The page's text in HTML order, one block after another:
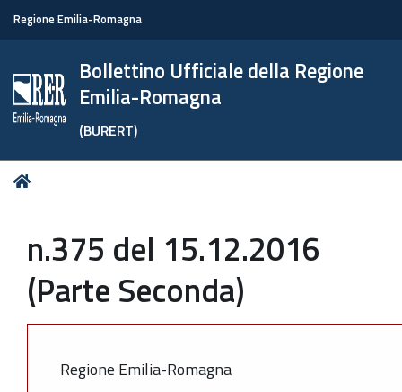
Regione Emilia-Romagna
Bollettino Ufficiale della Regione
Emilia-Romagna
(BURERT)
Tu
n.375 del 15.12.2016
(Parte Seconda)
Regione Emilia-Romagna